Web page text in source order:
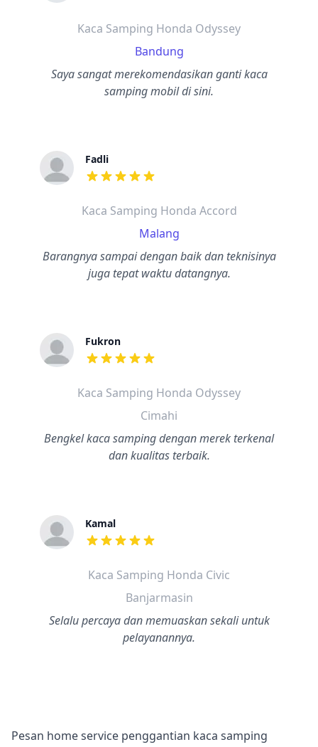
Kaca Samping Honda Odyssey
Bandung
Saya sangat merekomendasikan ganti kaca
samping mobil di sini.
Fadli
dari ulasan adalah bintang lima
Kaca Samping Honda Accord
Malang
Barangnya sampai dengan baik dan teknisinya
juga tepat waktu datangnya.
Fukron
dari ulasan adalah bintang lima
Kaca Samping Honda Odyssey
Cimahi
Bengkel kaca samping dengan merek terkenal
dan kualitas terbaik.
Kamal
dari ulasan adalah bintang lima
Kaca Samping Honda Civic
Banjarmasin
Selalu percaya dan memuaskan sekali untuk
pelayanannya.
Pesan home service penggantian kaca samping